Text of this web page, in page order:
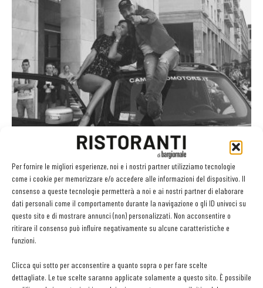
Per fornire le migliori esperienze, noi e i nostri partner utilizziamo tecnologie
come i cookie per memorizzare e/o accedere alle informazioni del dispositivo. Il
consenso a queste tecnologie permetterà a noi e ai nostri partner di elaborare
dati personali come il comportamento durante la navigazione o gli ID univoci su
questo sito e di mostrare annunci (non) personalizzati. Non acconsentire o
ritirare il consenso può influire negativamente su alcune caratteristiche e
funzioni.
Clicca qui sotto per acconsentire a quanto sopra o per fare scelte
dettagliate. Le tue scelte saranno applicate solamente a questo sito. È possibile
Belen debutta nella ristorazione e riapre il Ricci di
Milano in...
Martino Ragusa